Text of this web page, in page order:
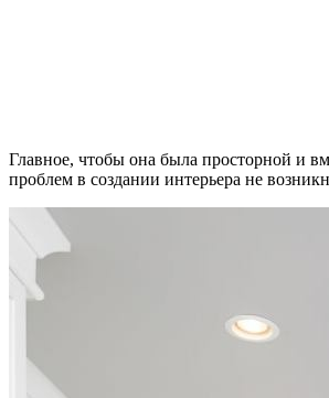
Главное, чтобы она была просторной и
проблем в создании интерьера не